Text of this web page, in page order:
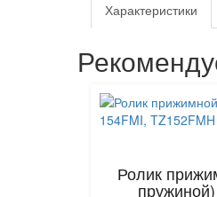
Характеристики
Ролик